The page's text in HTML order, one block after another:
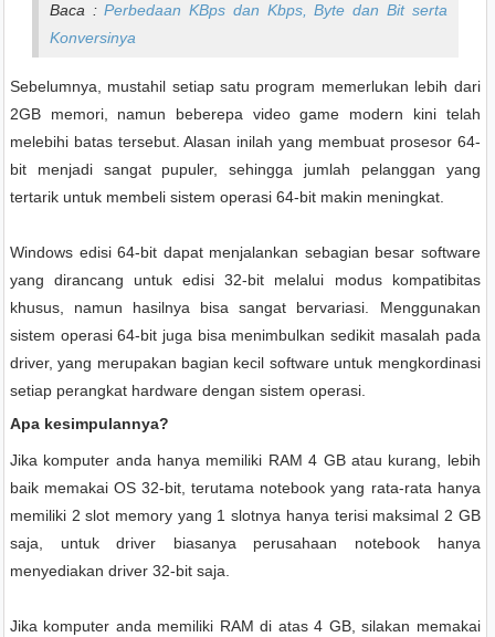
Baca :Perbedaan KBps dan Kbps, Byte dan Bit serta
Konversinya
Sebelumnya, mustahil setiap satu program memerlukan lebih dari
2GB memori, namun beberepa video game modern kini telah
melebihi batas tersebut. Alasan inilah yang membuat prosesor 64-
bit menjadi sangat pupuler, sehingga jumlah pelanggan yang
tertarik untuk membeli sistem operasi 64-bit makin meningkat.
Windows edisi 64-bit dapat menjalankan sebagian besar software
yang dirancang untuk edisi 32-bit melalui modus kompatibitas
khusus, namun hasilnya bisa sangat bervariasi. Menggunakan
sistem operasi 64-bit juga bisa menimbulkan sedikit masalah pada
driver, yang merupakan bagian kecil software untuk mengkordinasi
setiap perangkat hardware dengan sistem operasi.
Apa kesimpulannya?
Jika komputer anda hanya memiliki RAM 4 GB atau kurang, lebih
baik memakai OS 32-bit, terutama notebook yang rata-rata hanya
memiliki 2 slot memory yang 1 slotnya hanya terisi maksimal 2 GB
saja, untuk driver biasanya perusahaan notebook hanya
menyediakan driver 32-bit saja.
Jika komputer anda memiliki RAM di atas 4 GB, silakan memakai